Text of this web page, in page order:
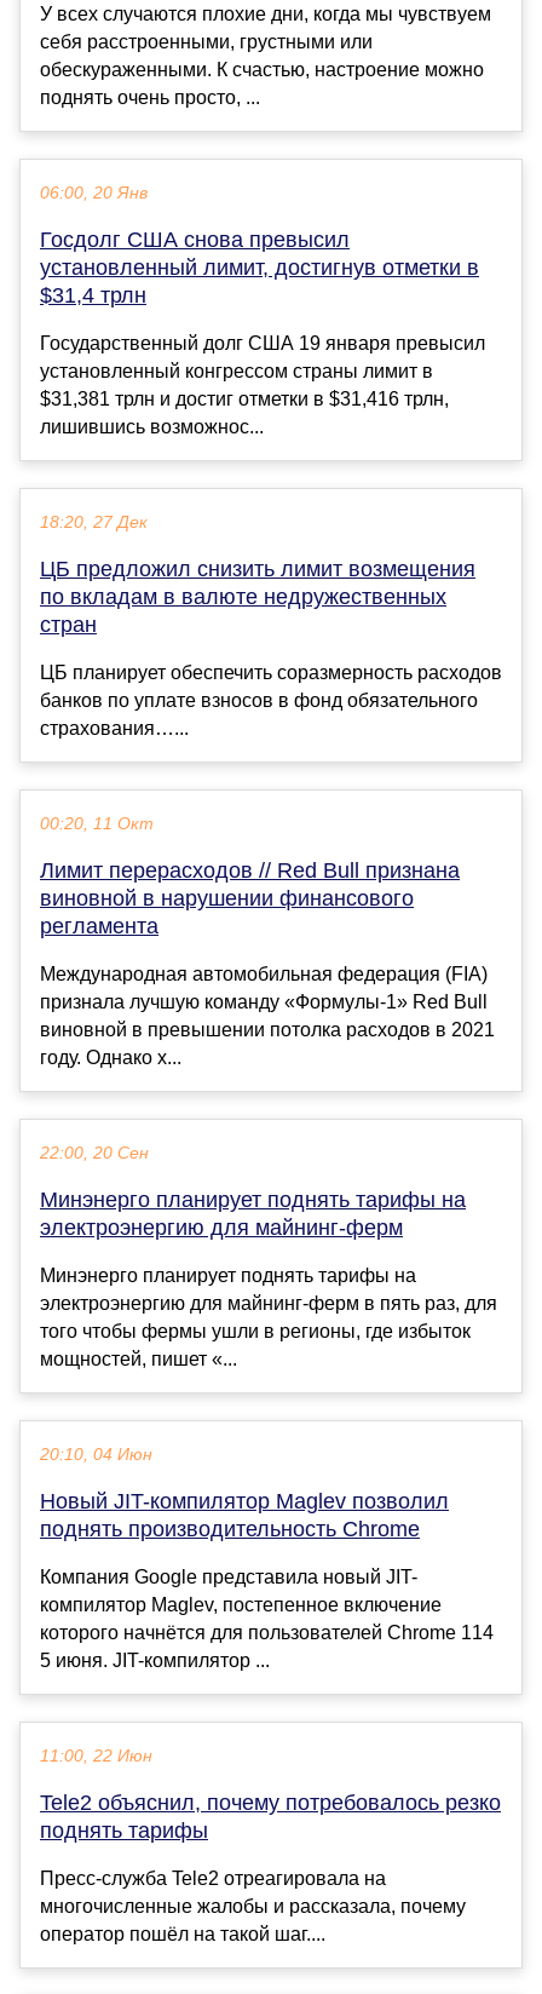
У всех случаются плохие дни, когда мы чувствуем
себя расстроенными, грустными или
обескураженными. К счастью, настроение можно
поднять очень просто, ...
06:00, 20 Янв
Госдолг США снова превысил
установленный лимит, достигнув отметки в
$31,4 трлн
Государственный долг США 19 января превысил
установленный конгрессом страны лимит в
$31,381 трлн и достиг отметки в $31,416 трлн,
лишившись возможнос...
18:20, 27 Дек
ЦБ предложил снизить лимит возмещения
по вкладам в валюте недружественных
стран
ЦБ планирует обеспечить соразмерность расходов
банков по уплате взносов в фонд обязательного
страхования…...
00:20, 11 Окт
Лимит перерасходов // Red Bull признана
виновной в нарушении финансового
регламента
Международная автомобильная федерация (FIA)
признала лучшую команду «Формулы-1» Red Bull
виновной в превышении потолка расходов в 2021
году. Однако х...
22:00, 20 Сен
Минэнерго планирует поднять тарифы на
электроэнергию для майнинг-ферм
Минэнерго планирует поднять тарифы на
электроэнергию для майнинг-ферм в пять раз, для
того чтобы фермы ушли в регионы, где избыток
мощностей, пишет «...
20:10, 04 Июн
Новый JIT-компилятор Maglev позволил
поднять производительность Chrome
Компания Google представила новый JIT-
компилятор Maglev, постепенное включение
которого начнётся для пользователей Chrome 114
5 июня. JIT-компилятор ...
11:00, 22 Июн
Tele2 объяснил, почему потребовалось резко
поднять тарифы
Пресс-служба Tele2 отреагировала на
многочисленные жалобы и рассказала, почему
оператор пошёл на такой шаг....